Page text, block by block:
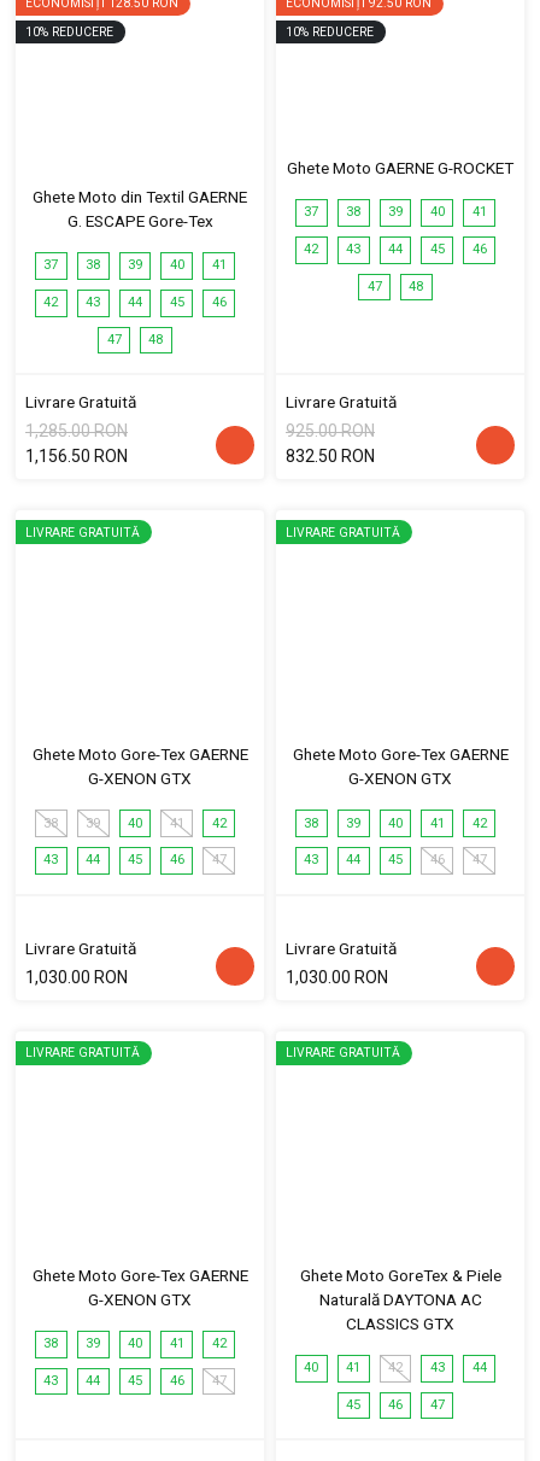
ECONOMISIȚI
128.50 RON
10% REDUCERE
Ghete Moto din Textil GAERNE
G. ESCAPE Gore-Tex
37 38 39 40 41
42 43 44 45 46
47 48
Livrare Gratuită
1,285.00 RON
1,156.50 RON
ECONOMISIȚI
92.50 RON
10% REDUCERE
Ghete Moto GAERNE G-ROCKET
37 38 39 40 41
42 43 44 45 46
47 48
Livrare Gratuită
925.00 RON
832.50 RON
LIVRARE GRATUITĂ
Ghete Moto Gore-Tex GAERNE
G-XENON GTX
38 39 40 41 42
43 44 45 46 47
Livrare Gratuită
1,030.00 RON
LIVRARE GRATUITĂ
Ghete Moto Gore-Tex GAERNE
G-XENON GTX
38 39 40 41 42
43 44 45 46 47
Livrare Gratuită
1,030.00 RON
LIVRARE GRATUITĂ
Ghete Moto Gore-Tex GAERNE
G-XENON GTX
38 39 40 41 42
43 44 45 46 47
LIVRARE GRATUITĂ
Ghete Moto GoreTex & Piele
Naturală DAYTONA AC
CLASSICS GTX
40 41 42 43 44
45 46 47